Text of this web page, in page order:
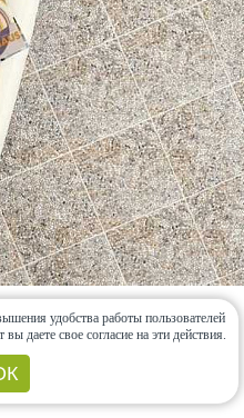
удобства работы пользователей
даете свое согласие на эти действия.